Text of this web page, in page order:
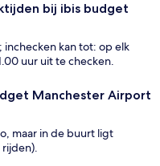
bij ibis budget
inchecken kan tot: op elk
uur uit te checken.
Manchester Airport
maar in de buurt ligt
rijden).